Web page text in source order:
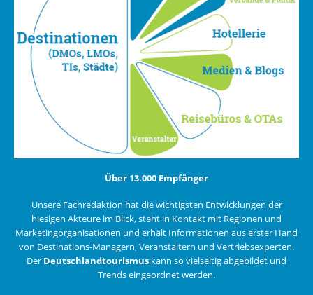
Über 13.000 Empfänger
Unsere Fachredaktion hat die wichtigsten Entwicklungen der
hiesigen Akteure im Blick, steht in Kontakt mit Regionen und
Marketingorganisationen und erhält Informationen aus erster Hand
von Destinations-Managern, Veranstaltern und Vertriebsexperten.
Der Deutschlandtourismus kann so vielseitig abgebildet und
Trends eingeordnet werden.